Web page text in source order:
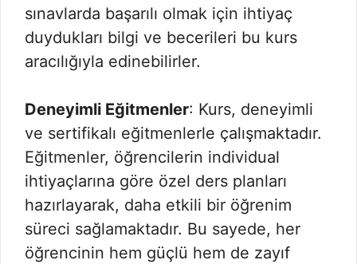
sınavlarda başarılı olmak için ihtiyaç
duydukları bilgi ve becerileri bu kurs
aracılığıyla edinebilirler.
Deneyimli Eğitmenler: Kurs, deneyimli
ve sertifikalı eğitmenlerle çalışmaktadır.
Eğitmenler, öğrencilerin individual
ihtiyaçlarına göre özel ders planları
hazırlayarak, daha etkili bir öğrenim
süreci sağlamaktadır. Bu sayede, her
öğrencinin hem güçlü hem de zayıf